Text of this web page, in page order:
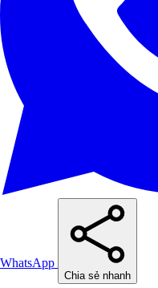
WhatsApp
Chia sẻ nhanh